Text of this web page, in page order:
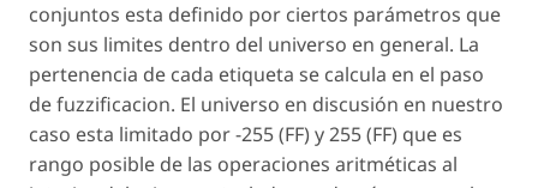
conjuntos esta definido por ciertos parámetros que
son sus limites dentro del universo en general. La
pertenencia de cada etiqueta se calcula en el paso
de fuzzificacion. El universo en discusión en nuestro
caso esta limitado por -255 (FF) y 255 (FF) que es
rango posible de las operaciones aritméticas al